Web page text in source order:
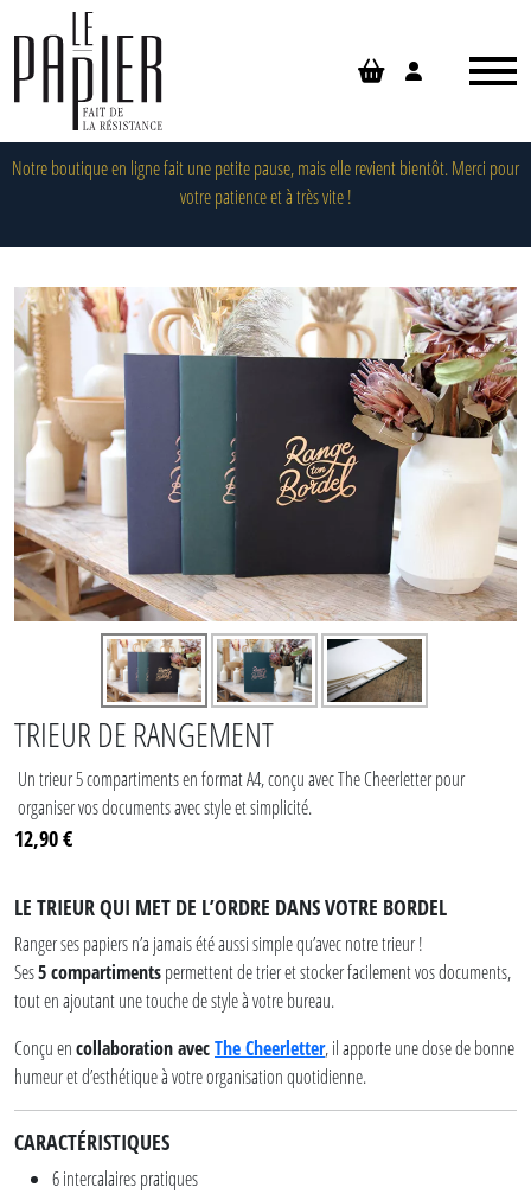
Notre boutique en ligne fait une petite pause, mais elle revient bientôt. Merci pour
votre patience et à très vite !
TRIEUR DE RANGEMENT
Un trieur 5 compartiments en format A4, conçu avec The Cheerletter pour
organiser vos documents avec style et simplicité.
12,90 €
LE TRIEUR QUI MET DE L’ORDRE DANS VOTRE BORDEL
Ranger ses papiers n’a jamais été aussi simple qu’avec notre trieur !
Ses5 compartimentspermettent de trier et stocker facilement vos documents,
tout en ajoutant une touche de style à votre bureau.
Conçu encollaboration avecThe Cheerletter, il apporte une dose de bonne
humeur et d’esthétique à votre organisation quotidienne.
CARACTÉRISTIQUES
6 intercalaires pratiques
Panneau de gestion des cookies